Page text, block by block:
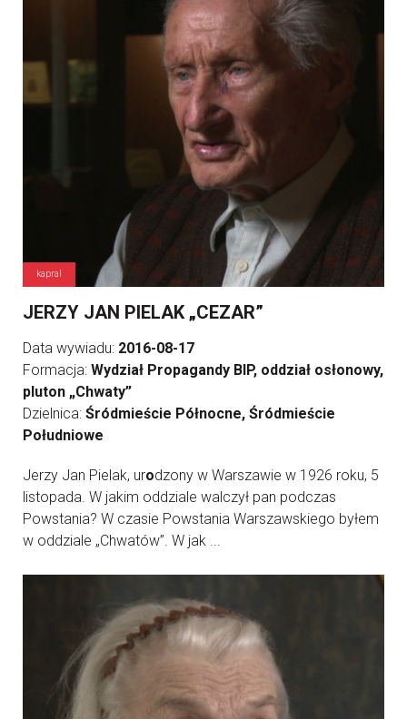
kapral
JERZY JAN PIELAK „CEZAR”
Data wywiadu: 2016-08-17
Formacja: Wydział Propagandy BIP, oddział osłonowy,
pluton „Chwaty”
Dzielnica: Śródmieście Północne, Śródmieście
Południowe
Jerzy Jan Pielak, urodzony w Warszawie w 1926 roku, 5
listopada. W jakim oddziale walczył pan podczas
Powstania? W czasie Powstania Warszawskiego byłem
w oddziale „Chwatów”. W jak ...